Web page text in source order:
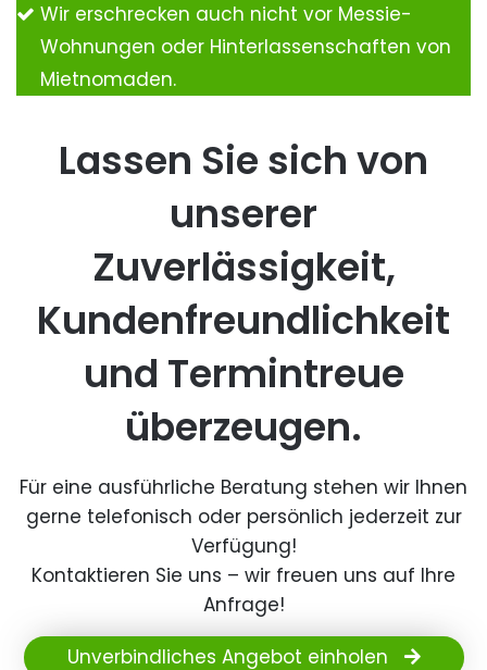
Wir erschrecken auch nicht vor Messie-
Wohnungen oder Hinterlassenschaften von
Mietnomaden.
Lassen Sie sich von
unserer
Zuverlässigkeit,
Kundenfreundlichkeit
und Termintreue
überzeugen.
Für eine ausführliche Beratung stehen wir Ihnen
gerne telefonisch oder persönlich jederzeit zur
Verfügung!
Kontaktieren Sie uns – wir freuen uns auf Ihre
Anfrage!
Unverbindliches Angebot einholen